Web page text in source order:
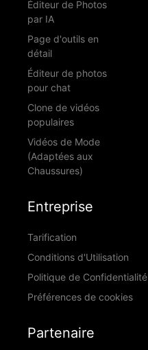
Éditeur de Photos
par IA
Page d'outils en
détail
Éditeur de photos
pour chat
Clone de vidéos
populaires
Vidéos de Mode
(Adaptées aux
Chaussures)
Entreprise
Tarification
Conditions d'Utilisation
Politique de Confidentialité
Préférences de cookies
Partenaire